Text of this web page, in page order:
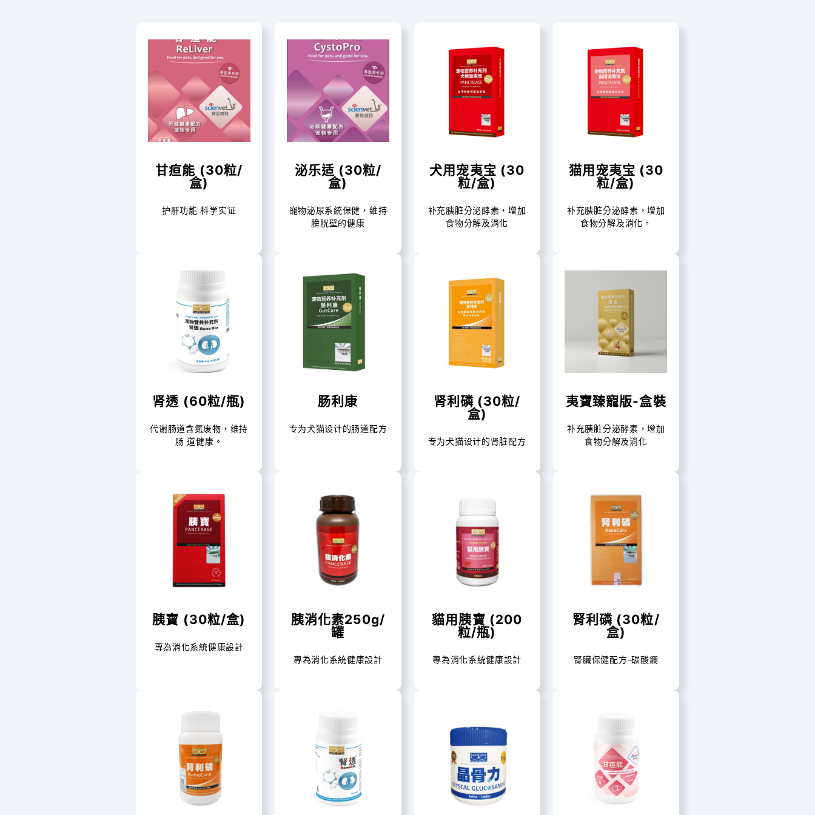
甘疸能 (30粒/
盒)
护肝功能 科学实证
泌乐适 (30粒/
盒)
寵物泌尿系統保健，維持
膀胱壁的健康
犬用宠夷宝 (30
粒/盒)
补充胰脏分泌酵素，增加
食物分解及消化
猫用宠夷宝 (30
粒/盒)
补充胰脏分泌酵素，增加
食物分解及消化。
肾透 (60粒/瓶)
代谢肠道含氮废物，维持
肠 道健康。
肠利康
专为犬猫设计的肠道配方
肾利磷 (30粒/
盒)
专为犬猫设计的肾脏配方
夷寶臻寵版-盒裝
补充胰脏分泌酵素，增加
食物分解及消化
胰寶 (30粒/盒)
專為消化系統健康設計
胰消化素250g/
罐
專為消化系統健康設計
貓用胰寶 (200
粒/瓶)
專為消化系統健康設計
腎利磷 (30粒/
盒)
腎臟保健配方-碳酸鑭